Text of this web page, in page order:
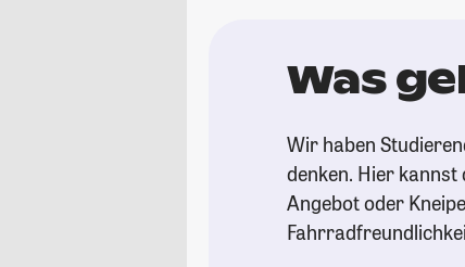
Was
Wir haben
denken. Hier kannst
Angebot oder